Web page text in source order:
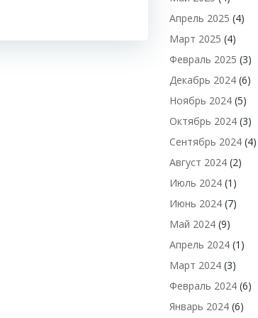
Апрель 2025 (4)
Март 2025 (4)
Февраль 2025 (3)
Декабрь 2024 (6)
Ноябрь 2024 (5)
Октябрь 2024 (3)
Сентябрь 2024 (4)
Август 2024 (2)
Июль 2024 (1)
Июнь 2024 (7)
Май 2024 (9)
Апрель 2024 (1)
Март 2024 (3)
Февраль 2024 (6)
Январь 2024 (6)